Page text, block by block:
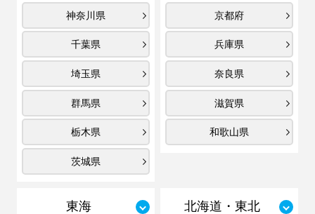
神奈川県
千葉県
埼玉県
群馬県
栃木県
茨城県
京都府
兵庫県
奈良県
滋賀県
和歌山県
東海 北海道・東北